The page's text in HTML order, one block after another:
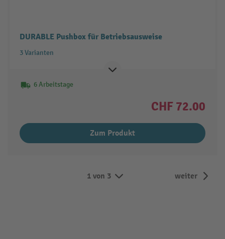
DURABLE Pushbox für Betriebsausweise
3 Varianten
6 Arbeitstage
CHF 72.00
Zum Produkt
1 von 3 weiter